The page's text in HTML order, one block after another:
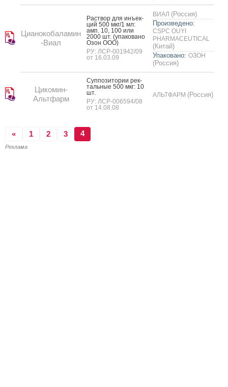
Цианокобаламин
-Виал
Рас­твор для инъ­ек­
ций 500 мкг/1 мл:
амп. 10, 100 или
2000 шт. (упа­кова­но
Озон О­ОО)
РУ: ЛСР-001942/09
от 16.03.09
ВИАЛ (Россия)
Произведено:
CSPC OUYI
PHARMACEUTICAL
(Китай)
Упаковано: ОЗОН
(Россия)
Цикомин-
Альтфарм
Суп­по­зито­рии рек­
таль­ные 500 мкг: 10
шт.
РУ: ЛСР-006594/08
от 14.08.08
АЛЬТФАРМ (Россия)
« 1 2 3 4
Реклама